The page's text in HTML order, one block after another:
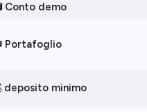
Conto demo
Portafoglio
deposito minimo